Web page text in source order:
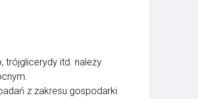
trójglicerydy itd. należy
z zakresu gospodarki